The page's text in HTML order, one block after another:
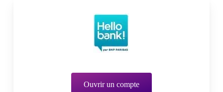
Ouvrir un compte